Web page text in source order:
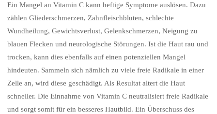
Ein Mangel an Vitamin C kann heftige Symptome auslösen. Dazu
zählen Gliederschmerzen, Zahnfleischbluten, schlechte
Wundheilung, Gewichtsverlust, Gelenkschmerzen, Neigung zu
blauen Flecken und neurologische Störungen. Ist die Haut rau und
trocken, kann dies ebenfalls auf einen potenziellen Mangel
hindeuten. Sammeln sich nämlich zu viele freie Radikale in einer
Zelle an, wird diese geschädigt. Als Resultat altert die Haut
schneller. Die Einnahme von Vitamin C neutralisiert freie Radikale
und sorgt somit für ein besseres Hautbild. Ein Überschuss des